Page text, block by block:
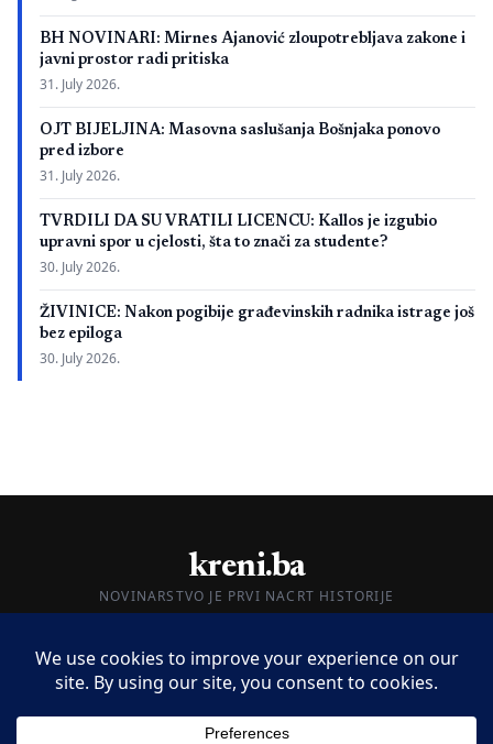
BH NOVINARI: Mirnes Ajanović zloupotrebljava zakone i
javni prostor radi pritiska
31. July 2026.
OJT BIJELJINA: Masovna saslušanja Bošnjaka ponovo
pred izbore
31. July 2026.
TVRDILI DA SU VRATILI LICENCU: Kallos je izgubio
upravni spor u cjelosti, šta to znači za studente?
30. July 2026.
ŽIVINICE: Nakon pogibije građevinskih radnika istrage još
bez epiloga
30. July 2026.
kreni.ba
NOVINARSTVO JE PRVI NACRT HISTORIJE